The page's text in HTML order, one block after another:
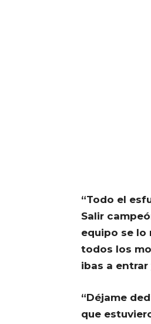
“Todo el
Salir
equipo se lo
todos los
ibas a
“Déjame
que